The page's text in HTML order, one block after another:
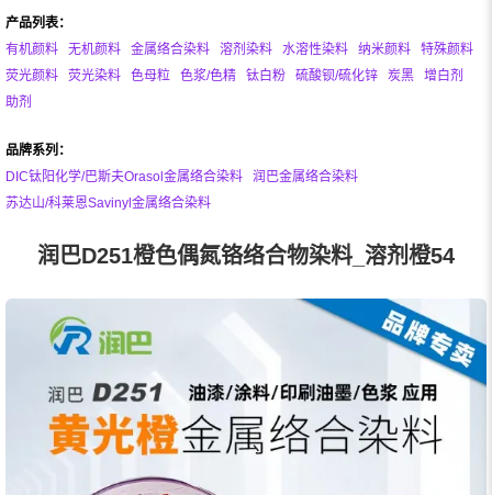
产品列表：
有机颜料
无机颜料 金属络合染料 溶剂染料 水溶性染料 纳米颜料
特殊颜料
荧光颜料
荧光染料 色母粒 色浆/色精 钛白粉 硫酸钡/硫化锌 炭黑
增白剂
助剂
品牌系列：
DIC钛阳化学/巴斯夫Orasol金属络合染料
润巴金属络合染料
苏达山/科莱恩Savinyl金属络合染料
润巴D251橙色偶氮铬络合物染料_溶剂橙54